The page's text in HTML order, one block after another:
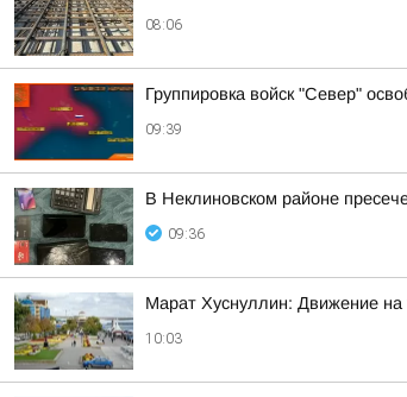
08:06
Группировка войск "Север"
09:39
В Неклиновском районе
09:36
Марат Хуснуллин: Движение на
10:03